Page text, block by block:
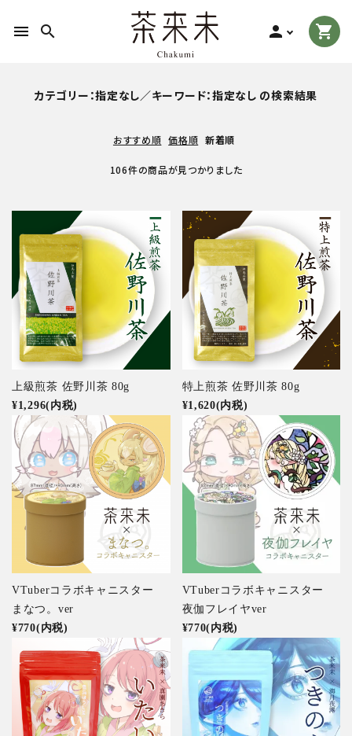
menu search person shopping_cart
search
meeting_room
お茶の種類から探す
食品から探す
ティーグッズから探す
特集アイテムから探す
ガイドライン
カテゴリー：指定なし／キーワード：指定なし の検索結果
おすすめ順 価格順 新着順
106件の商品が見つかりました
上級煎茶 佐野川茶 80g
¥1,296(内税)
特上煎茶 佐野川茶 80g
¥1,620(内税)
VTuberコラボキャニスター
まなつ。ver
¥770(内税)
VTuberコラボキャニスター
夜伽フレイヤver
¥770(内税)